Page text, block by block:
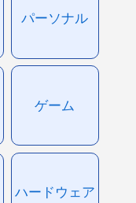
パーソナル
ゲーム
ハードウェア